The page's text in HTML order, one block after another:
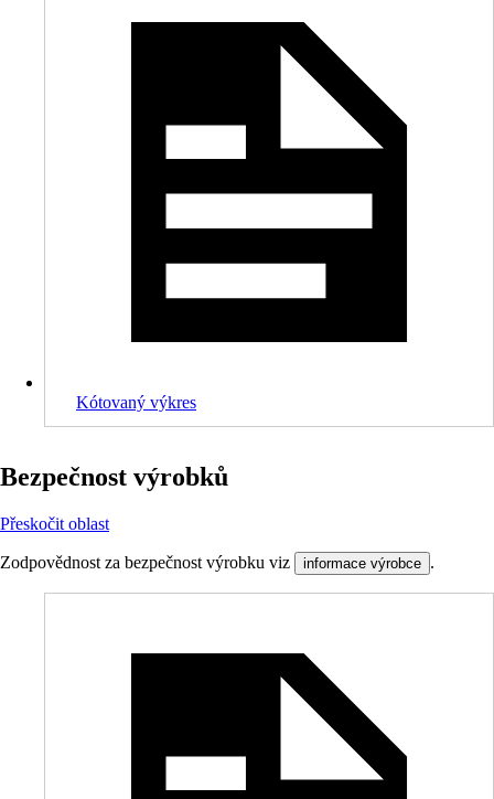
Kótovaný výkres
Bezpečnost výrobků
Přeskočit oblast
Zodpovědnost za bezpečnost výrobku viz informace výrobce .